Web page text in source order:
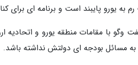
به یورو پایبند است و برنامه ای برای
وگو با مقامات منطقه یورو و
مسائل بودجه ای دولتش نداشته باشد.